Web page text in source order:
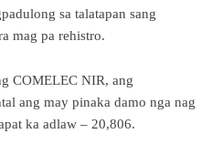
sa talatapan sang
mag pa rehistro.
COMELEC NIR, ang
ang may pinaka damo nga nag
ka adlaw – 20,806.